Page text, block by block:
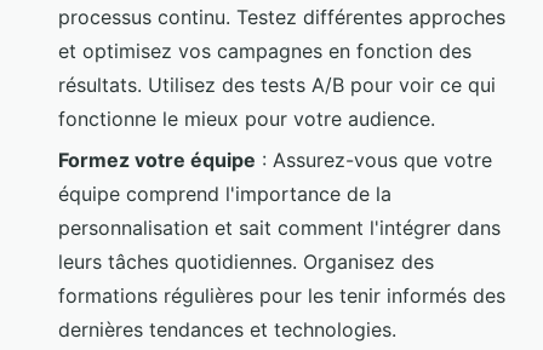
processus continu. Testez différentes approches
et optimisez vos campagnes en fonction des
résultats. Utilisez des tests A/B pour voir ce qui
fonctionne le mieux pour votre audience.
Formez votre équipe : Assurez-vous que votre
équipe comprend l'importance de la
personnalisation et sait comment l'intégrer dans
leurs tâches quotidiennes. Organisez des
formations régulières pour les tenir informés des
dernières tendances et technologies.